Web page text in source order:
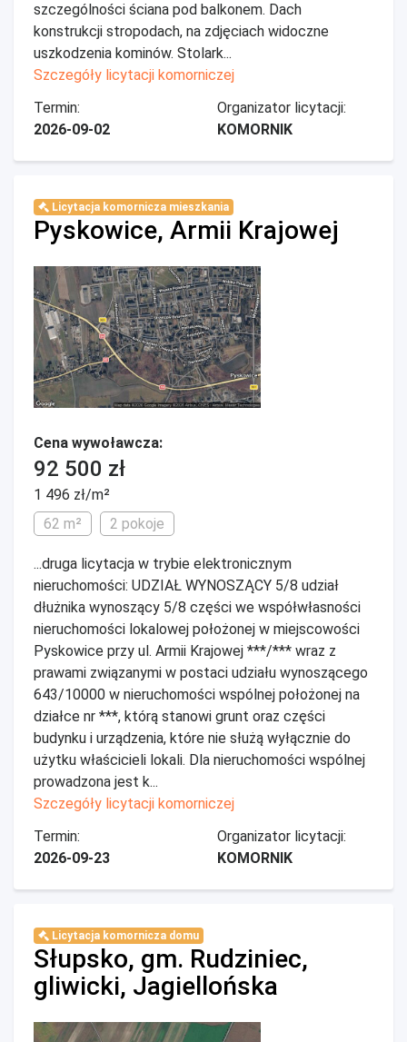
szczególności ściana pod balkonem. Dach
konstrukcji stropodach, na zdjęciach widoczne
uszkodzenia kominów. Stolark...
Szczegóły licytacji komorniczej
Termin:
2026-09-02
Organizator licytacji:
KOMORNIK
Licytacja komornicza mieszkania
Pyskowice, Armii Krajowej
Cena wywoławcza:
92 500 zł
1 496 zł/m²
62 m²
2 pokoje
...druga licytacja w trybie elektronicznym
nieruchomości: UDZIAŁ WYNOSZĄCY 5/8 udział
dłużnika wynoszący 5/8 części we współwłasności
nieruchomości lokalowej położonej w miejscowości
Pyskowice przy ul. Armii Krajowej ***/*** wraz z
prawami związanymi w postaci udziału wynoszącego
643/10000 w nieruchomości wspólnej położonej na
działce nr ***, którą stanowi grunt oraz części
budynku i urządzenia, które nie służą wyłącznie do
użytku właścicieli lokali. Dla nieruchomości wspólnej
prowadzona jest k...
Szczegóły licytacji komorniczej
Termin:
2026-09-23
Organizator licytacji:
KOMORNIK
Licytacja komornicza domu
Słupsko, gm. Rudziniec,
gliwicki, Jagiellońska